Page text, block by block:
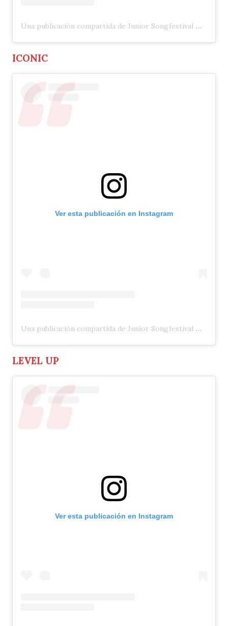
Una publicación compartida de Junior Songfestival 🇳🇱 (@jrsongfestival)
ICONIC
Ver esta publicación en Instagram
Una publicación compartida de Junior Songfestival 🇳🇱 (@jrsongfestival)
LEVEL UP
Ver esta publicación en Instagram